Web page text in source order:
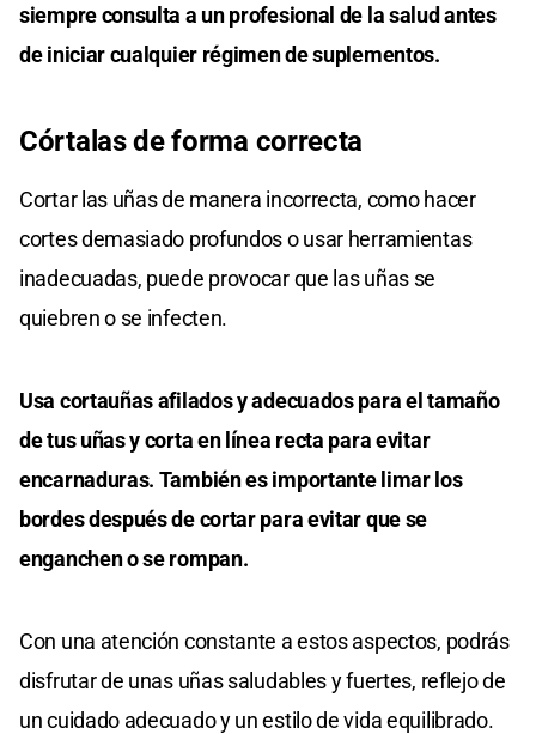
siempre consulta a un profesional de la salud antes
de iniciar cualquier régimen de suplementos.
Córtalas de forma correcta
Cortar las uñas de manera incorrecta, como hacer
cortes demasiado profundos o usar herramientas
inadecuadas, puede provocar que las uñas se
quiebren o se infecten.
Usa cortauñas afilados y adecuados para el tamaño
de tus uñas y corta en línea recta para evitar
encarnaduras. También es importante limar los
bordes después de cortar para evitar que se
enganchen o se rompan.
Con una atención constante a estos aspectos, podrás
disfrutar de unas uñas saludables y fuertes, reflejo de
un cuidado adecuado y un estilo de vida equilibrado.